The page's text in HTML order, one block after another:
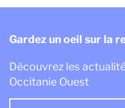
Gardez un oeil sur la
Découvrez les
Occitanie Ouest